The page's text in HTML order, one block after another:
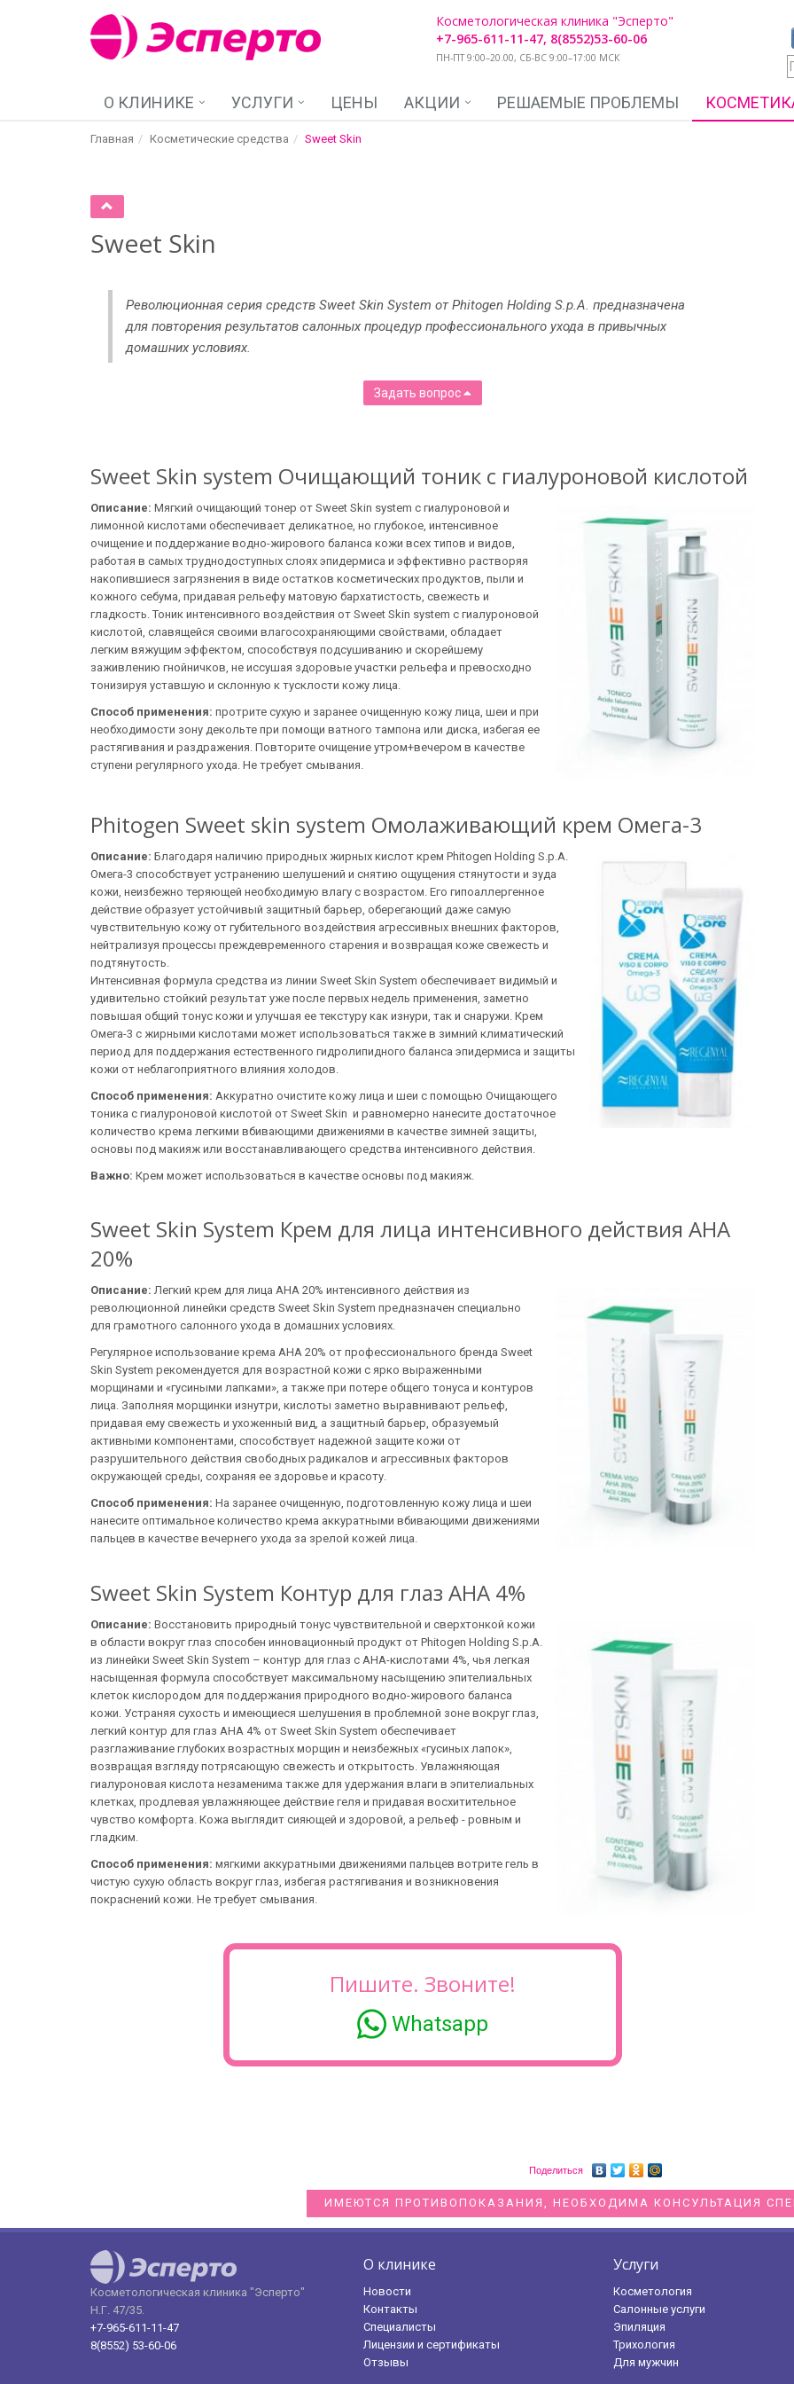
Косметологическая клиника "Эсперто"
+7-965-611-11-47, 8(8552)53-60-06
ПН-ПТ 9:00–20.00, СБ-ВС 9:00–17:00 МСК
О КЛИНИКЕ УСЛУГИ ЦЕНЫ АКЦИИ РЕШАЕМЫЕ ПРОБЛЕМЫ
Главная Косметические средства Sweet Skin
Sweet Skin
Революционная серия средств Sweet Skin System от Phitogen Holding S.p.A. предназначена
для повторения результатов салонных процедур профессионального ухода в привычных
домашних условиях.
Задать вопрос
Sweet Skin system Очищающий тоник с гиалуроновой кислотой
Описание: Мягкий очищающий тонер от Sweet Skin system с гиалуроновой и
лимонной кислотами обеспечивает деликатное, но глубокое, интенсивное
очищение и поддержание водно-жирового баланса кожи всех типов и видов,
работая в самых труднодоступных слоях эпидермиса и эффективно растворяя
накопившиеся загрязнения в виде остатков косметических продуктов, пыли и
кожного себума, придавая рельефу матовую бархатистость, свежесть и
гладкость. Тоник интенсивного воздействия от Sweet Skin system с гиалуроновой
кислотой, славящейся своими влагосохраняющими свойствами, обладает
легким вяжущим эффектом, способствуя подсушиванию и скорейшему
заживлению гнойничков, не иссушая здоровые участки рельефа и превосходно
тонизируя уставшую и склонную к тусклости кожу лица.
Способ применения: протрите сухую и заранее очищенную кожу лица, шеи и при
необходимости зону декольте при помощи ватного тампона или диска, избегая ее
растягивания и раздражения. Повторите очищение утром+вечером в качестве
ступени регулярного ухода. Не требует смывания.
Phitogen Sweet skin system Омолаживающий крем Омега-3
Описание: Благодаря наличию природных жирных кислот крем Phitogen Holding S.p.A.
Омега-3 способствует устранению шелушений и снятию ощущения стянутости и зуда
кожи, неизбежно теряющей необходимую влагу с возрастом. Его гипоаллергенное
действие образует устойчивый защитный барьер, оберегающий даже самую
чувствительную кожу от губительного воздействия агрессивных внешних факторов,
нейтрализуя процессы преждевременного старения и возвращая коже свежесть и
подтянутость.
Интенсивная формула средства из линии Sweet Skin System обеспечивает видимый и
удивительно стойкий результат уже после первых недель применения, заметно
повышая общий тонус кожи и улучшая ее текстуру как изнури, так и снаружи. Крем
Омега-3 с жирными кислотами может использоваться также в зимний климатический
период для поддержания естественного гидролипидного баланса эпидермиса и защиты
кожи от неблагоприятного влияния холодов.
Способ применения: Аккуратно очистите кожу лица и шеи с помощью Очищающего
тоника с гиалуроновой кислотой от Sweet Skin и равномерно нанесите достаточное
количество крема легкими вбивающими движениями в качестве зимней защиты,
основы под макияж или восстанавливающего средства интенсивного действия.
Важно: Крем может использоваться в качестве основы под макияж.
Sweet Skin System Крем для лица интенсивного действия АНА
20%
Описание: Легкий крем для лица АНА 20% интенсивного действия из
революционной линейки средств Sweet Skin System предназначен специально
для грамотного салонного ухода в домашних условиях.
Регулярное использование крема АНА 20% от профессионального бренда Sweet
Skin System рекомендуется для возрастной кожи с ярко выраженными
морщинами и «гусиными лапками», а также при потере общего тонуса и контуров
лица. Заполняя морщинки изнутри, кислоты заметно выравнивают рельеф,
придавая ему свежесть и ухоженный вид, а защитный барьер, образуемый
активными компонентами, способствует надежной защите кожи от
разрушительного действия свободных радикалов и агрессивных факторов
окружающей среды, сохраняя ее здоровье и красоту.
Способ применения: На заранее очищенную, подготовленную кожу лица и шеи
нанесите оптимальное количество крема аккуратными вбивающими движениями
пальцев в качестве вечернего ухода за зрелой кожей лица.
Sweet Skin System Контур для глаз АНА 4%
Описание: Восстановить природный тонус чувствительной и сверхтонкой кожи
в области вокруг глаз способен инновационный продукт от Phitogen Holding S.p.A.
из линейки Sweet Skin System – контур для глаз с АНА-кислотами 4%, чья легкая
насыщенная формула способствует максимальному насыщению эпителиальных
клеток кислородом для поддержания природного водно-жирового баланса
кожи. Устраняя сухость и имеющиеся шелушения в проблемной зоне вокруг глаз,
легкий контур для глаз АНА 4% от Sweet Skin System обеспечивает
разглаживание глубоких возрастных морщин и неизбежных «гусиных лапок»,
возвращая взгляду потрясающую свежесть и открытость. Увлажняющая
гиалуроновая кислота незаменима также для удержания влаги в эпителиальных
клетках, продлевая увлажняющее действие геля и придавая восхитительное
чувство комфорта. Кожа выглядит сияющей и здоровой, а рельеф - ровным и
гладким.
Способ применения: мягкими аккуратными движениями пальцев вотрите гель в
чистую сухую область вокруг глаз, избегая растягивания и возникновения
покраснений кожи. Не требует смывания.
Пишите. Звоните!
Whatsapp
Поделиться
ИМЕЮТСЯ ПРОТИВОПОКАЗАНИЯ, НЕОБХОДИМА КОНСУЛЬТАЦИЯ
Косметологическая клиника "Эсперто"
Н.Г. 47/35.
+7-965-611-11-47
8(8552) 53-60-06
О клинике
Новости
Контакты
Специалисты
Лицензии и сертификаты
Отзывы
Услуги
Косметология
Салонные услуги
Эпиляция
Трихология
Для мужчин